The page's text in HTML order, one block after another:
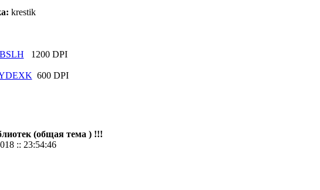
krestik
1200 DPI
600 DPI
(общая тема ) !!!
:: 23:54:46